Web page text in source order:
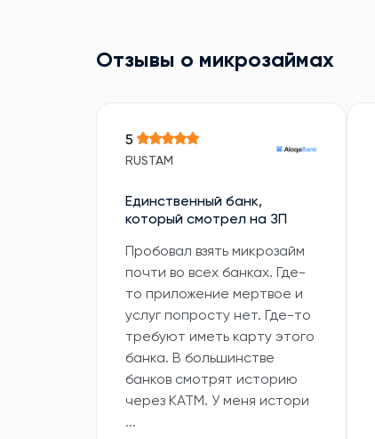
Отзывы о микрозаймах
5
RUSTAM
Единственный банк,
который смотрел на ЗП
Пробовал взять микрозайм
почти во всех банках. Где-
то приложение мертвое и
услуг попросту нет. Где-то
требуют иметь карту этого
банка. В большинстве
банков смотрят историю
через КАТМ. У меня истори
...